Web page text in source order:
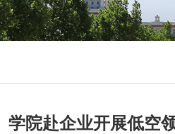
学院赴企业开展低空